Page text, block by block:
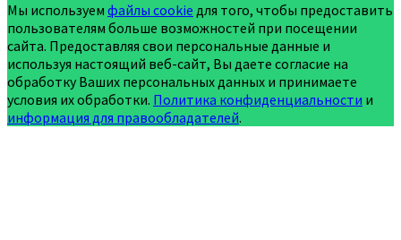
Мы используем файлы cookie для того, чтобы предоставить
пользователям больше возможностей при посещении
сайта. Предоставляя свои персональные данные и
используя настоящий веб-сайт, Вы даете согласие на
обработку Ваших персональных данных и принимаете
условия их обработки. Политика конфиденциальности и
информация для правообладателей.